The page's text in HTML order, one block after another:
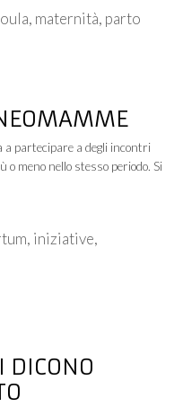
, maternità, parto
a partecipare a degli incontri
meno nello stesso periodo. Si
, iniziative,
DICONO